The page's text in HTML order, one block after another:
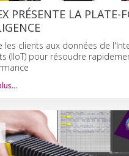
PRÉSENTE LA PLATE-
les clients aux données de
(IIoT) pour résoudre